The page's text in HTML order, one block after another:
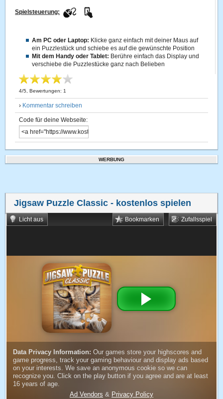
Spielsteuerung:
Am PC oder Laptop: Klicke ganz einfach mit deiner Maus auf
ein Puzzlestück und schiebe es auf die gewünschte Position
Mit dem Handy oder Tablet: Berühre einfach das Display und
verschiebe die Puzzlestücke ganz nach Belieben
4/5 , Bewertungen: 1
› Kommentar schreiben
Code für deine Webseite:
WERBUNG
Jigsaw Puzzle Classic - kostenlos spielen
Licht aus Zufallsspiel
Bookmarken